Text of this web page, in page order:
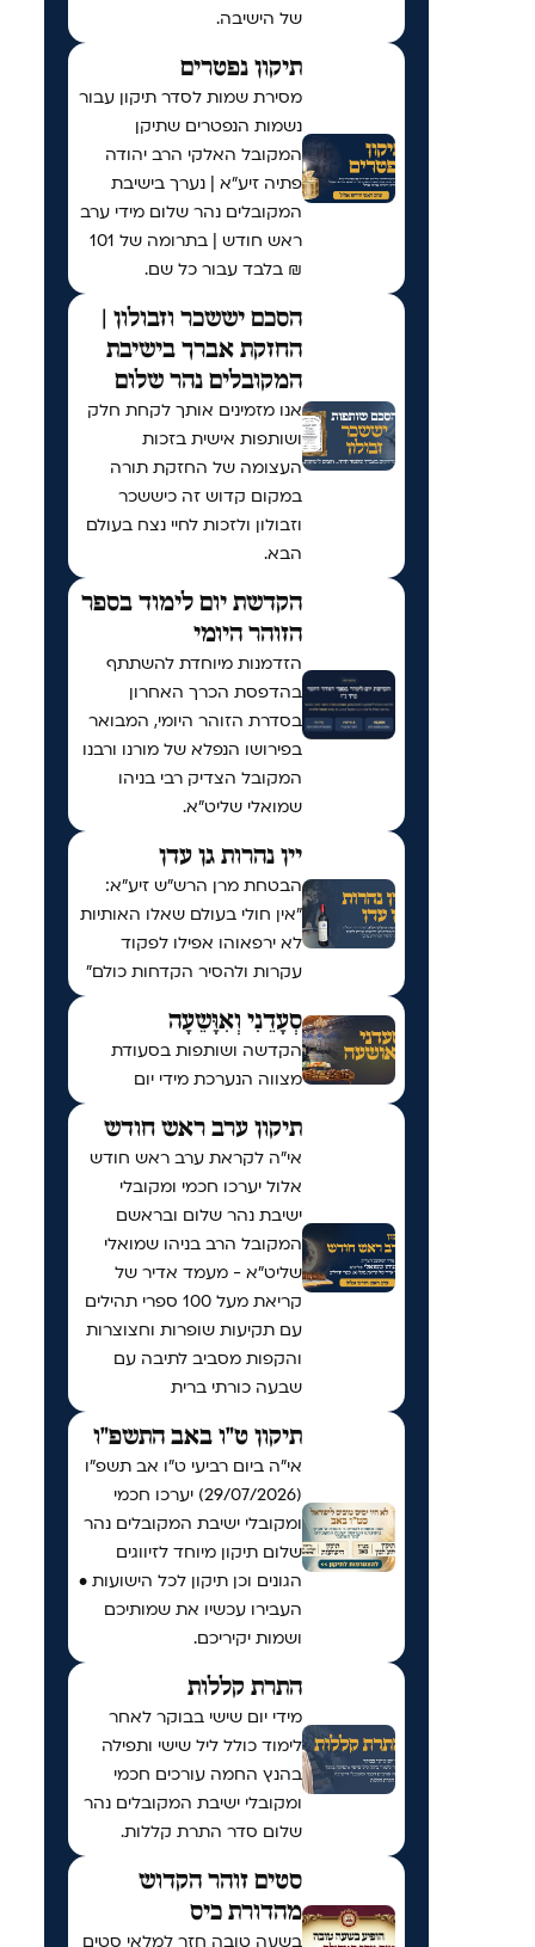
של הישיבה.
תיקון נפטרים
מסירת שמות לסדר תיקון עבור
נשמות הנפטרים שתיקן
המקובל האלקי הרב יהודה
פתיה זיע"א | נערך בישיבת
המקובלים נהר שלום מידי ערב
ראש חודש | בתרומה של 101
₪ בלבד עבור כל שם.
הסכם יששכר וזבולון |
החזקת אברך בישיבת
המקובלים נהר שלום
אנו מזמינים אותך לקחת חלק
ושותפות אישית בזכות
העצומה של החזקת תורה
במקום קדוש זה כיששכר
וזבולון ולזכות לחיי נצח בעולם
הבא.
הקדשת יום לימוד בספר
הזוהר היומי
הזדמנות מיוחדת להשתתף
בהדפסת הכרך האחרון
בסדרת הזוהר היומי, המבואר
בפירושו הנפלא של מורנו ורבנו
המקובל הצדיק רבי בניהו
שמואלי שליט״א.
יין נהרות גן עדן
הבטחת מרן הרש"ש זיע"א:
"אין חולי בעולם שאלו האותיות
לא ירפאוהו אפילו לפקוד
עקרות ולהסיר הקדחות כולם"
סְעָדֵנִי וְאִוָּשֵעָה
הקדשה ושותפות בסעודת
מצווה הנערכת מידי יום
תיקון ערב ראש חודש
אי"ה לקראת ערב ראש חודש
אלול יערכו חכמי ומקובלי
ישיבת נהר שלום ובראשם
המקובל הרב בניהו שמואלי
שליט״א - מעמד אדיר של
קריאת מעל 100 ספרי תהילים
עם תקיעות שופרות וחצוצרות
והקפות מסביב לתיבה עם
שבעה כורתי ברית
תיקון ט"ו באב התשפ"ו
אי"ה ביום רביעי ט״ו אב תשפ״ו
(29/07/2026) יערכו חכמי
ומקובלי ישיבת המקובלים נהר
שלום תיקון מיוחד לזיווגים
הגונים וכן תיקון לכל הישועות •
העבירו עכשיו את שמותיכם
ושמות יקיריכם.
התרת קללות
מידי יום שישי בבוקר לאחר
לימוד כולל ליל שישי ותפילה
בהנץ החמה עורכים חכמי
ומקובלי ישיבת המקובלים נהר
שלום סדר התרת קללות.
סטים זוהר הקדוש
מהדורת כיס
בשעה טובה חזר למלאי סטים